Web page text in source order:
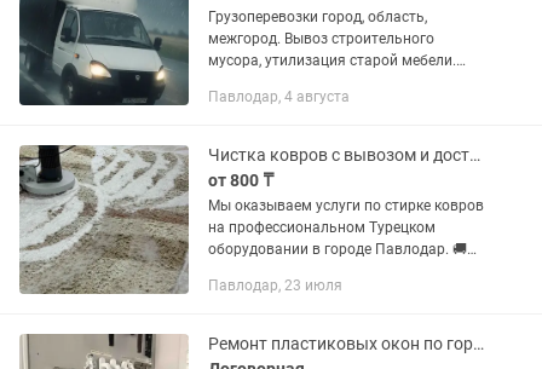
Грузоперевозки город, область,
межгород. Вывоз строительного
мусора, утилизация старой мебели.
обеда и выходных. Газель 4,2
Павлодар, 4 августа
Чистка ковров с вывозом и доставкой по городу
от 800 ₸
Мы оказываем услуги по стирке ковров
на профессиональном Турецком
оборудовании в городе Павлодар. 🚚🚚
исполнения 3-5 рабочих дней
Павлодар, 23 июля
Ремонт пластиковых окон по городу Павлодар . и области